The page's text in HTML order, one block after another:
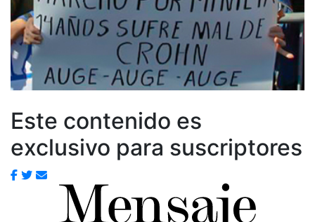
Este contenido es
exclusivo para suscriptores